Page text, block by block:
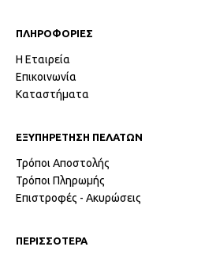
ΠΛΗΡΟΦΟΡΙΕΣ
Η Εταιρεία
Επικοινωνία
Καταστήματα
ΕΞΥΠΗΡΕΤΗΣΗ ΠΕΛΑΤΩΝ
Τρόποι Αποστολής
Τρόποι Πληρωμής
Επιστροφές - Ακυρώσεις
ΠΕΡΙΣΣΟΤΕΡΑ